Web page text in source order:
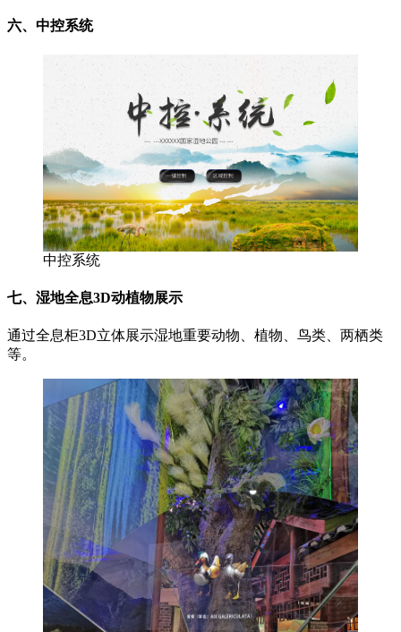
六、中控系统
中控系统
七、湿地全息3D动植物展示
通过全息柜3D立体展示湿地重要动物、植物、鸟类、两栖类
等。